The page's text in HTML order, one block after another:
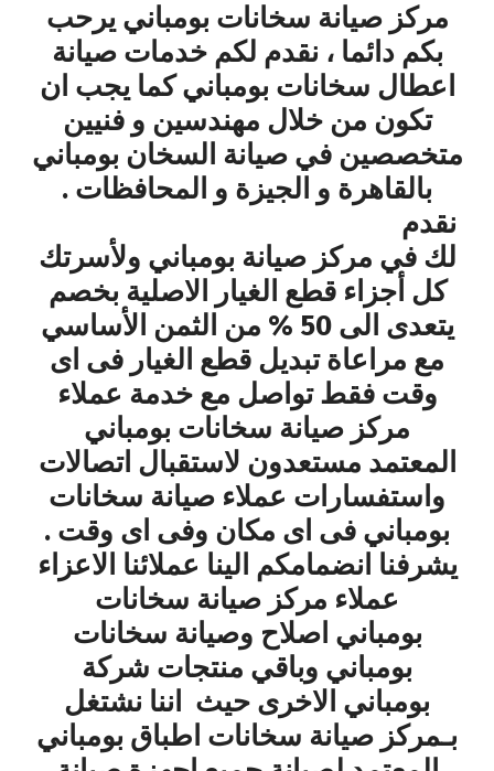
مركز صيانة سخانات بومباني يرحب
بكم دائما ، نقدم لكم خدمات صيانة
اعطال سخانات بومباني كما يجب ان
تكون من خلال مهندسين و فنيين
متخصصين في صيانة السخان بومباني
بالقاهرة و الجيزة و المحافظات .
نقدم
لك في مركز صيانة بومباني ولأسرتك
كل أجزاء قطع الغيار الاصلية بخصم
يتعدى الى 50 % من الثمن الأساسي
مع مراعاة تبديل قطع الغيار فى اى
وقت فقط تواصل مع خدمة عملاء
مركز صيانة سخانات بومباني
المعتمد مستعدون لاستقبال اتصالات
واستفسارات عملاء صيانة سخانات
بومباني فى اى مكان وفى اى وقت .
يشرفنا انضمامكم الينا عملائنا الاعزاء
عملاء مركز صيانة سخانات
بومباني اصلاح وصيانة سخانات
بومباني وباقي منتجات شركة
بومباني الاخرى حيث اننا نشتغل
بـمركز صيانة سخانات اطباق بومباني